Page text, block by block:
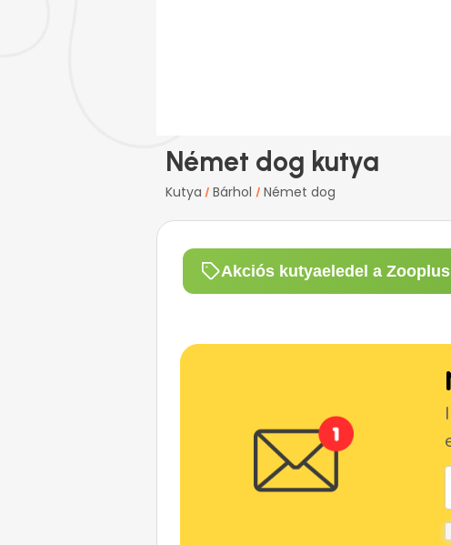
Német dog kutya
Kutya / Bárhol / Német dog
Akciós kutyaeledel a